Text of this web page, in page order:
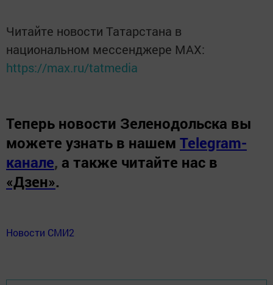
Читайте новости Татарстана в
национальном мессенджере MАХ:
https://max.ru/tatmedia
Теперь новости Зеленодольска вы
можете узнать в нашем Telegram-
канале, а также читайте нас в
«Дзен».
Новости СМИ2